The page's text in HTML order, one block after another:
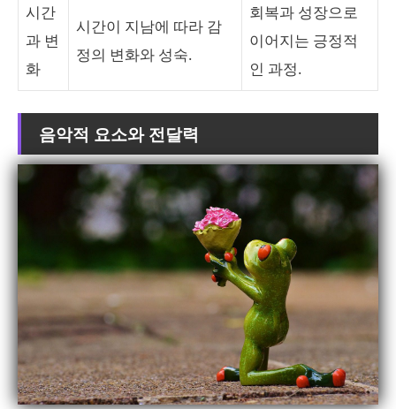
시간
과 변
화
시간이 지남에 따라 감
정의 변화와 성숙.
회복과 성장으로
이어지는 긍정적
인 과정.
음악적 요소와 전달력